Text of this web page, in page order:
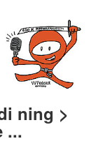
ning >
...